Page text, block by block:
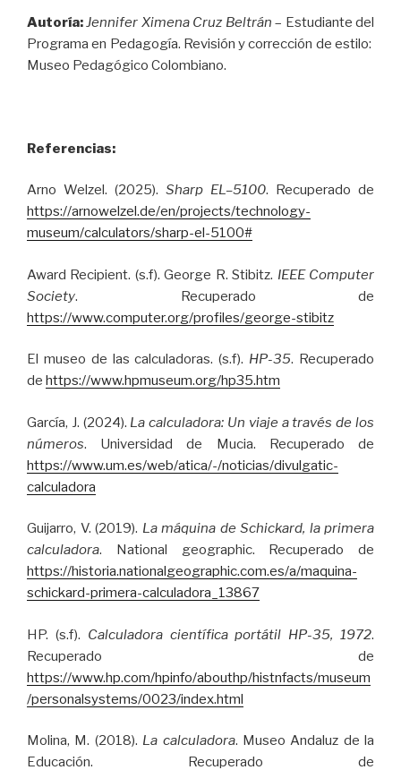
Autoría:Jennifer Ximena Cruz Beltrán – Estudiante del
Programa en Pedagogía. Revisión y corrección de estilo:
Museo Pedagógico Colombiano.
Referencias:
Arno Welzel. (2025). Sharp EL–5100. Recuperado de
https://arnowelzel.de/en/projects/technology-
museum/calculators/sharp-el-5100#
Award Recipient. (s.f). George R. Stibitz. IEEE Computer
Society. Recuperado de
https://www.computer.org/profiles/george-stibitz
El museo de las calculadoras. (s.f). HP-35. Recuperado
de https://www.hpmuseum.org/hp35.htm
García, J. (2024). La calculadora: Un viaje a través de los
números. Universidad de Mucia. Recuperado de
https://www.um.es/web/atica/-/noticias/divulgatic-
calculadora
Guijarro, V. (2019). La máquina de Schickard, la primera
calculadora. National geographic. Recuperado de
https://historia.nationalgeographic.com.es/a/maquina-
schickard-primera-calculadora_13867
HP. (s.f). Calculadora científica portátil HP-35, 1972.
Recuperado de
https://www.hp.com/hpinfo/abouthp/histnfacts/museum
/personalsystems/0023/index.html
Molina, M. (2018). La calculadora. Museo Andaluz de la
Educación. Recuperado de